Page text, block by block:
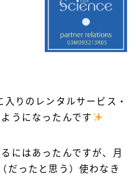
りのレンタルサービス・
うになったんです
にはあったんですが、月
だったと思う）使わなき